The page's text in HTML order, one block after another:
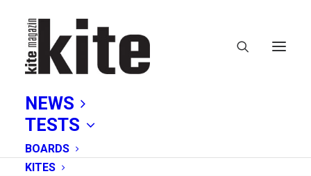
NEWS
TESTS
BOARDS
KITES